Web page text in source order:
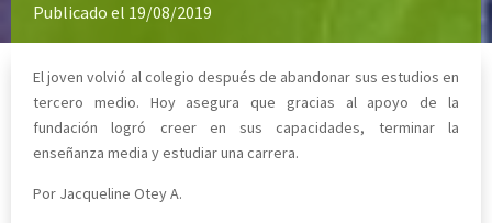
Publicado el 19/08/2019
El joven volvió al colegio después de abandonar sus estudios en
tercero medio. Hoy asegura que gracias al apoyo de la
fundación logró creer en sus capacidades, terminar la
enseñanza media y estudiar una carrera.
Por Jacqueline Otey A.